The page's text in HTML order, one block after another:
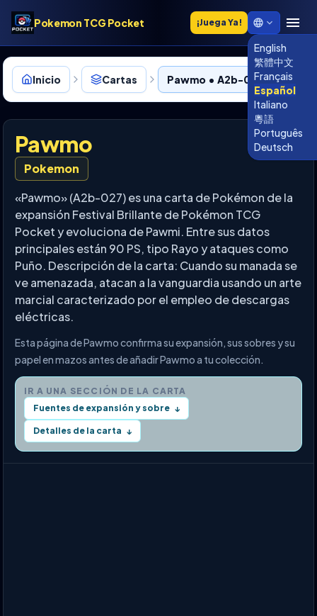
Pokemon TCG Pocket ¡Juega Ya!
English
繁體中文
Français
Español
Italiano
粵語
Português
Deutsch
Inicio Cartas Pawmo • A2b-027
Pawmo
Pokemon
«Pawmo» (A2b-027) es una carta de Pokémon de la
expansión Festival Brillante de Pokémon TCG
Pocket y evoluciona de Pawmi. Entre sus datos
principales están 90 PS, tipo Rayo y ataques como
Puño. Descripción de la carta: Cuando su manada se
ve amenazada, atacan a la vanguardia usando un arte
marcial caracterizado por el empleo de descargas
eléctricas.
Esta página de Pawmo confirma su expansión, sus sobres y su
papel en mazos antes de añadir Pawmo a tu colección.
IR A UNA SECCIÓN DE LA CARTA
Fuentes de expansión y sobre ↓
Detalles de la carta ↓